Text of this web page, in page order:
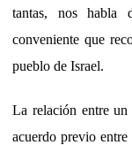
tantas, nos habla
conveniente que
pueblo de Israel.
La relación entre un
acuerdo previo